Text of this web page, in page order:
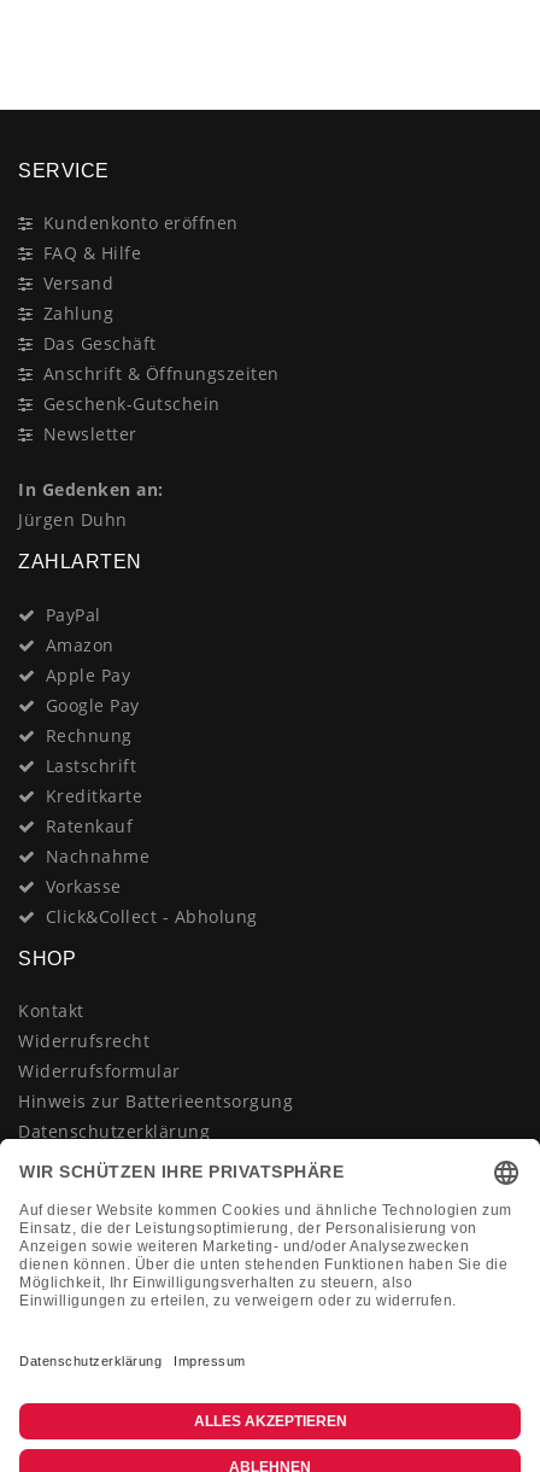
SERVICE
Kundenkonto eröffnen
FAQ & Hilfe
Versand
Zahlung
Das Geschäft
Anschrift & Öffnungszeiten
Geschenk-Gutschein
Newsletter
In Gedenken an:
Jürgen Duhn
ZAHLARTEN
PayPal
Amazon
Apple Pay
Google Pay
Rechnung
Lastschrift
Kreditkarte
Ratenkauf
Nachnahme
Vorkasse
Click&Collect - Abholung
SHOP
Kontakt
Widerrufsrecht
Widerrufsformular
Hinweis zur Batterieentsorgung
Datenschutzerklärung
AGB
Vertrag widerrufen
KONTAKT
+49 (0)2133 210433
shop@dienadel.de
Kieler Str. 18 - 41540 Dormagen